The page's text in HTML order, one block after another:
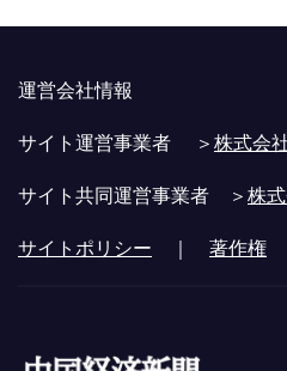
運営会社情報
サイト運営事業者 ＞株式会
サイト共同運営事業者 ＞株
サイトポリシー ｜ 著作権